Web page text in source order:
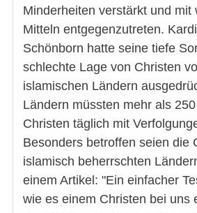
Minderheiten verstärkt und mit
Mitteln entgegenzutreten.
Schönborn hatte seine tiefe
schlechte Lage von Christen
islamischen Ländern
Ländern müssten mehr als
Christen täglich mit
Besonders betroffen seien die
islamisch beherrschten
einem Artikel: "Ein einfacher
wie es einem Christen bei uns